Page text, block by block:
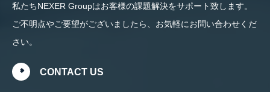
私たちNEXER Groupはお客様の課題解決をサポート致します。
ご不明点やご要望がございましたら、お気軽にお問い合わせくだ
さい。
CONTACT US